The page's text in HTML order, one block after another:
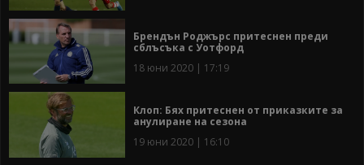
Брендън Роджърс притеснен преди
сблъсъка с Уотфорд
18 юни 2020 | 17:19
Клоп: Бях притеснен от приказките за
анулиране на сезона
19 юни 2020 | 16:10